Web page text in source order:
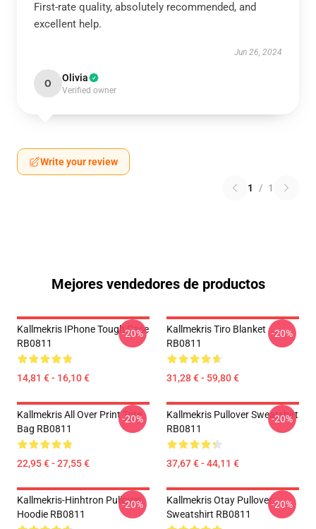
First-rate quality, absolutely recommended, and
excellent help.
Jun 26, 2024
O Olivia
Verified owner
Write your review
1 / 1
Mejores vendedores de productos
Kallmekris IPhone Tough Case
RB0811
14,81 € - 16,10 €
-20%
Kallmekris Tiro Blanket
RB0811
31,28 € - 59,80 €
-20%
Kallmekris All Over Print Tote
Bag RB0811
22,95 € - 27,55 €
-20%
Kallmekris Pullover Sweatshirt
RB0811
37,67 € - 44,11 €
-20%
Kallmekris-Hinhtron Pullover
Hoodie RB0811
-20%
Kallmekris Otay Pullover
Sweatshirt RB0811
-20%